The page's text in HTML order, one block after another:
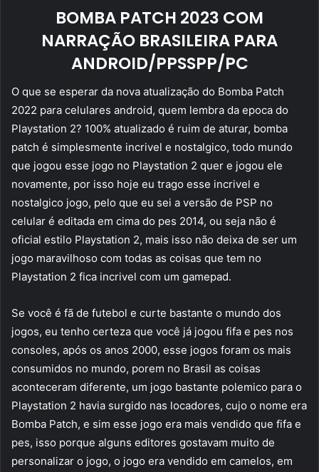
BOMBA PATCH 2023 COM
NARRAÇÃO BRASILEIRA PARA
ANDROID/PPSSPP/PC
O que se esperar da nova atualização do Bomba Patch
2022 para celulares android, quem lembra da epoca do
Playstation 2? 100% atualizado é ruim de aturar, bomba
patch é simplesmente incrivel e nostalgico, todo mundo
que jogou esse jogo no Playstation 2 quer e jogou ele
novamente, por isso hoje eu trago esse incrivel e
nostalgico jogo, pelo que eu sei a versão de PSP no
celular é editada em cima do pes 2014, ou seja não é
oficial estilo Playstation 2, mais isso não deixa de ser um
jogo maravilhoso com todas as coisas que tem no
Playstation 2 fica incrivel com um gamepad.
Se você é fã de futebol e curte bastante o mundo dos
jogos, eu tenho certeza que você já jogou fifa e pes nos
consoles, após os anos 2000, esse jogos foram os mais
consumidos no mundo, porem no Brasil as coisas
aconteceram diferente, um jogo bastante polemico para o
Playstation 2 havia surgido nas locadores, cujo o nome era
Bomba Patch, e sim esse jogo era mais vendido que fifa e
pes, isso porque alguns editores gostavam muito de
personalizar o jogo, o jogo era vendido em camelos, em